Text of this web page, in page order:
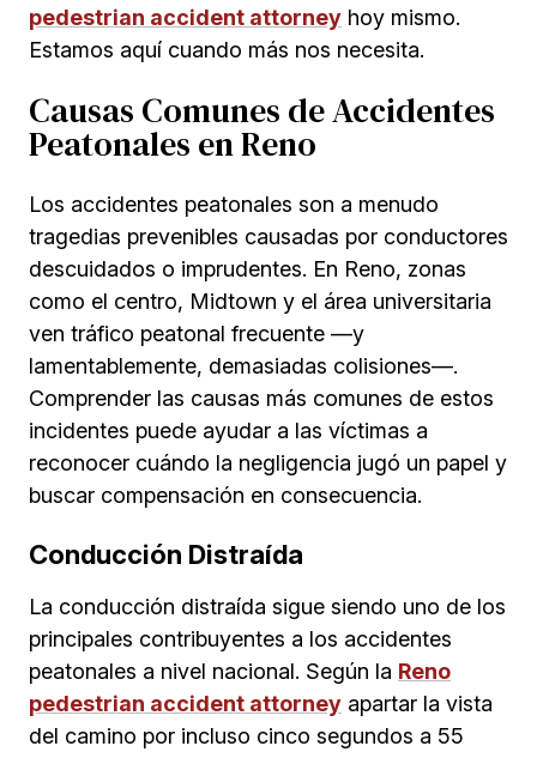
pedestrian accident attorney hoy mismo.
Estamos aquí cuando más nos necesita.
Causas Comunes de Accidentes
Peatonales en Reno
Los accidentes peatonales son a menudo
tragedias prevenibles causadas por conductores
descuidados o imprudentes. En Reno, zonas
como el centro, Midtown y el área universitaria
ven tráfico peatonal frecuente —y
lamentablemente, demasiadas colisiones—.
Comprender las causas más comunes de estos
incidentes puede ayudar a las víctimas a
reconocer cuándo la negligencia jugó un papel y
buscar compensación en consecuencia.
Conducción Distraída
La conducción distraída sigue siendo uno de los
principales contribuyentes a los accidentes
peatonales a nivel nacional. Según la Reno
pedestrian accident attorney apartar la vista
del camino por incluso cinco segundos a 55